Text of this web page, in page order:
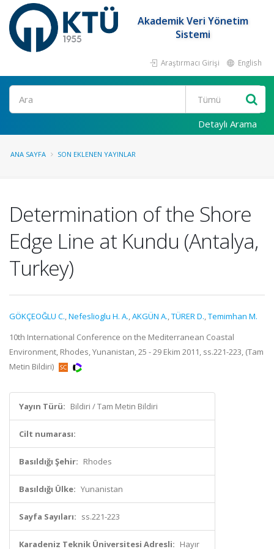
Akademik Veri Yönetim
Sistemi
Araştırmacı Girişi English
Ara
Detaylı Arama
ANA SAYFA SON EKLENEN YAYINLAR
Determination of the Shore
Edge Line at Kundu (Antalya,
Turkey)
GÖKÇEOĞLU C.,Nefeslioglu H. A.,AKGÜN A.,TÜRER D.,Temimhan M.
10th International Conference on the Mediterranean Coastal
Environment, Rhodes, Yunanistan, 25 - 29 Ekim 2011, ss.221-223, (Tam
Metin Bildiri)
Yayın Türü: Bildiri / Tam Metin Bildiri
Cilt numarası:
Basıldığı Şehir: Rhodes
Basıldığı Ülke: Yunanistan
Sayfa Sayıları: ss.221-223
Karadeniz Teknik Üniversitesi Adresli: Hayır